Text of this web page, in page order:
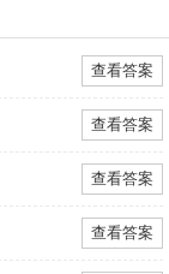
查看答案
查看答案
查看答案
查看答案